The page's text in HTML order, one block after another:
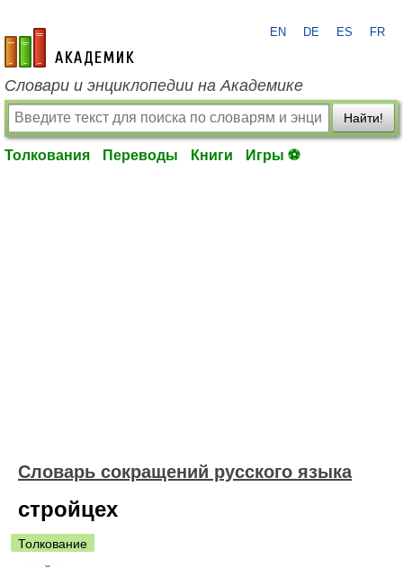
academic.ru
EN DE ES FR
Словари и энциклопедии на Академике
Найти!
Толкования Переводы Книги Игры ⚽
Словарь сокращений русского языка
стройцех
Толкование